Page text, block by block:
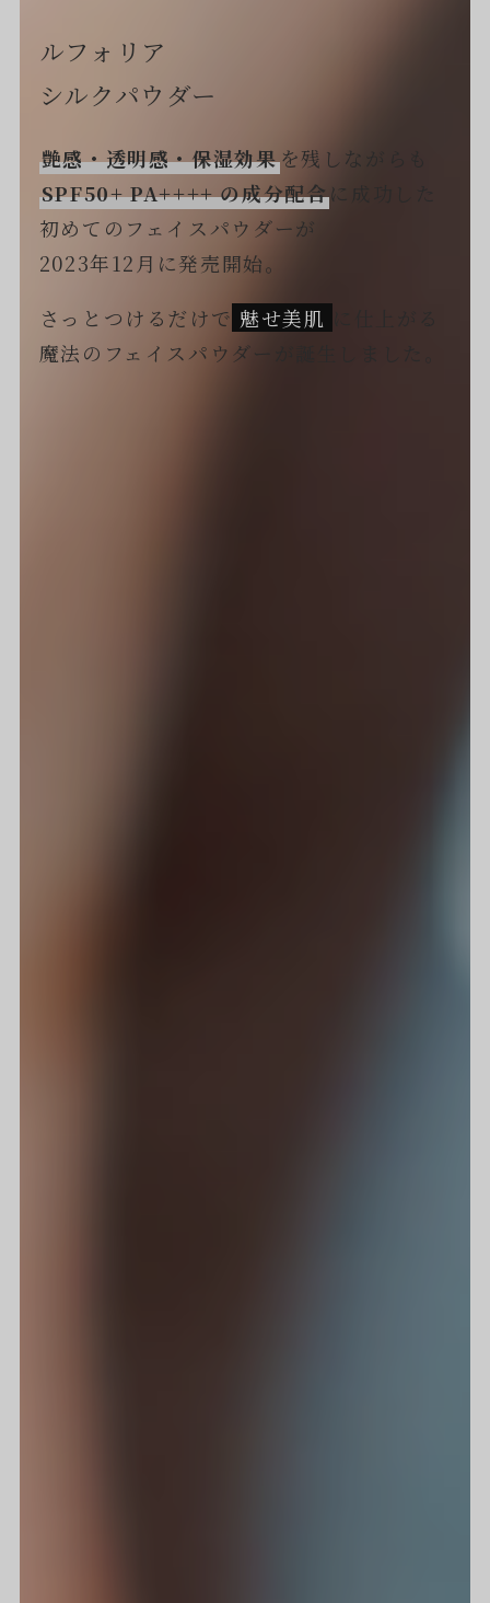
ルフォリア
シルクパウダー
艶感・透明感・保湿効果を残しながらも
SPF50+ PA++++ の成分配合に成功した
初めてのフェイスパウダーが
2023年12月に発売開始。
さっとつけるだけで 魅せ美肌
魔法のフェイスパウダーが誕生しました。